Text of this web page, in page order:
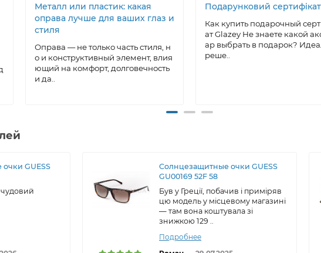
Металл или пластик: какая
оправа лучше для ваших глаз и
стиля
Оправа — не только часть стиля, н
о и конструктивный элемент, влия
ющий на комфорт, долговечность
и да..
Подарунковий сертифікат
Как купить подарочный
ат Glazey Не знаете какой
ар выбрать в подарок?
реше..
GUESS
чудовий
Солнцезащитные очки GUESS
GU00169 52F 58
Був у Греції, побачив і приміряв
цю модель у місцевому магазині
— там вона коштувала зі
знижкою 129 ..
Подробнее